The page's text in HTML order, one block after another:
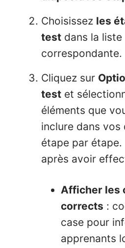
Choisissez les
test dans la
correspondante.
Cliquez sur
test et
éléments que
inclure dans vos
étape par étape.
après avoir
Afficher les
corrects :
case pour
apprenants